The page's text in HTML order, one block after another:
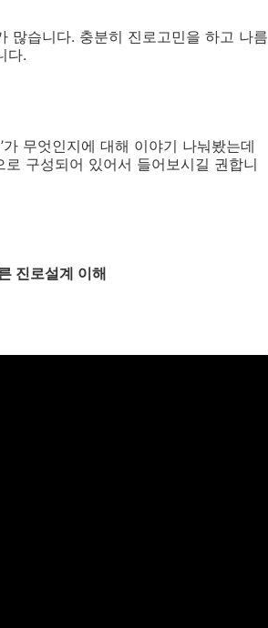
많습니다. 충분히 진로고민을 하고 나름
다.
’가 무엇인지에 대해 이야기 나눠봤는데
구성되어 있어서 들어보시길 권합니
진로설계 이해